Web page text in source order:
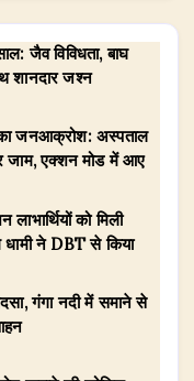
जैव विविधता, बाघ
शानदार जश्न
जनआक्रोश: अस्पताल
जाम, एक्शन मोड में आए
को मिली
ने DBT से किया
गंगा नदी में समाने से